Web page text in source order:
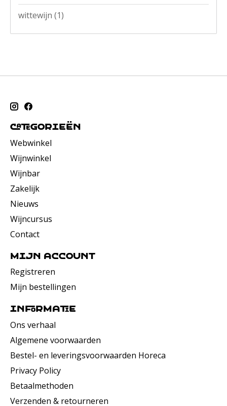
wittewijn (1)
Categorieën
Webwinkel
Wijnwinkel
Wijnbar
Zakelijk
Nieuws
Wijncursus
Contact
Mijn account
Registreren
Mijn bestellingen
Informatie
Ons verhaal
Algemene voorwaarden
Bestel- en leveringsvoorwaarden Horeca
Privacy Policy
Betaalmethoden
Verzenden & retourneren